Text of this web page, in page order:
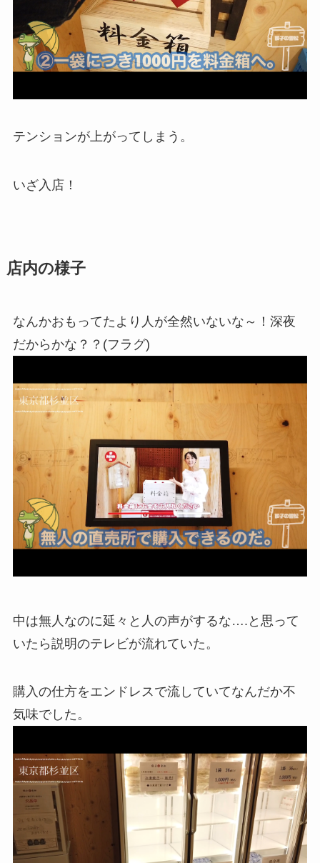
テンションが上がってしまう。
いざ入店！
店内の様子
なんかおもってたより人が全然いないな～！深夜
だからかな？？(フラグ)
中は無人なのに延々と人の声がするな….と思って
いたら説明のテレビが流れていた。
購入の仕方をエンドレスで流していてなんだか不
気味でした。